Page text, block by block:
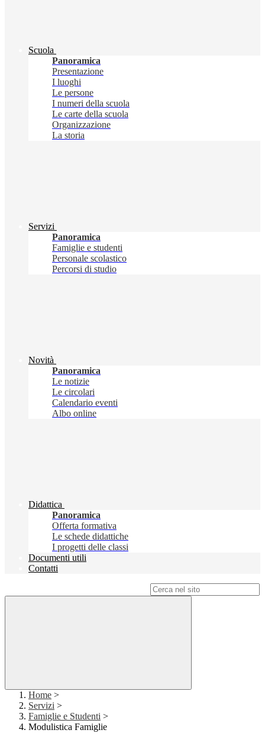
Scuola
Panoramica
Presentazione
I luoghi
Le persone
I numeri della scuola
Le carte della scuola
Organizzazione
La storia
Servizi
Panoramica
Famiglie e studenti
Personale scolastico
Percorsi di studio
Novità
Panoramica
Le notizie
Le circolari
Calendario eventi
Albo online
Didattica
Panoramica
Offerta formativa
Le schede didattiche
I progetti delle classi
Documenti utili
Contatti
Home >
Servizi >
Famiglie e Studenti >
Modulistica Famiglie